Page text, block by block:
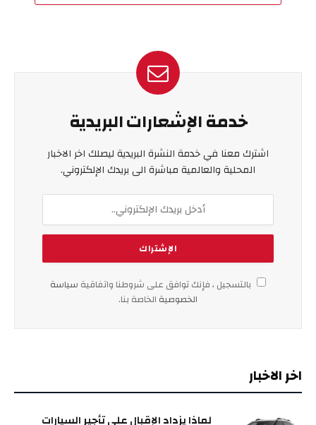
خدمة الإشعارات البريدية
اشترك معنا في خدمة النشرة البريدية ليصلك اخر الاخبار
المحلية والعالمية مباشرة الى بريدك الإلكتروني.
بالتسجيل ، فإنك توافق على شروطنا واتفاقية سياسة
الخصوصية الخاصة بنا.
اخر الاخبار
لماذا يزداد الإقبال على تأجير السيارات